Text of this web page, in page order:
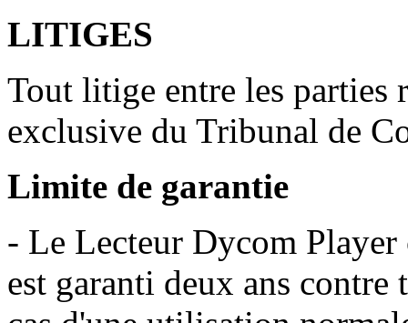
LITIGES
Tout litige entre les parties
exclusive du Tribunal de
Limite de garantie
- Le Lecteur Dycom
est garanti deux ans